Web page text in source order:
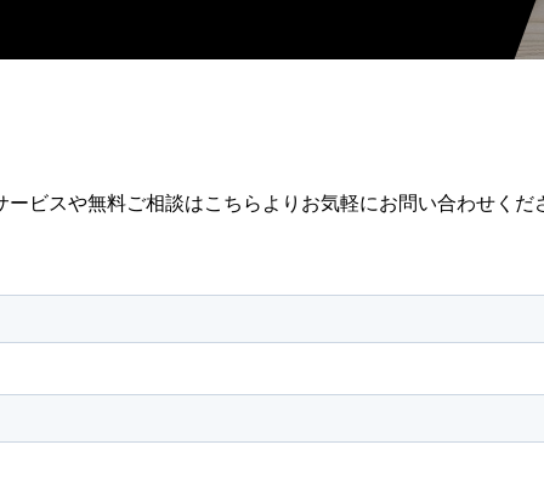
ービスや無料ご相談はこちらよりお気軽にお問い合わせくだ